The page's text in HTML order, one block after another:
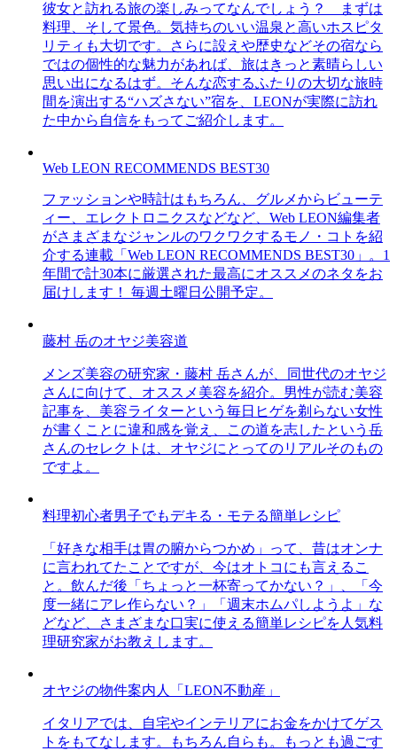
彼女と訪れる旅の楽しみってなんでしょう？ まずは
料理、そして景色。気持ちのいい温泉と高いホスピタ
リティも大切です。さらに設えや歴史などその宿なら
ではの個性的な魅力があれば、旅はきっと素晴らしい
思い出になるはず。そんな恋するふたりの大切な旅時
間を演出する“ハズさない”宿を、LEONが実際に訪れ
た中から自信をもってご紹介します。
Web LEON RECOMMENDS BEST30
ファッションや時計はもちろん、グルメからビューテ
ィー、エレクトロニクスなどなど、Web LEON編集者
がさまざまなジャンルのワクワクするモノ・コトを紹
介する連載「Web LEON RECOMMENDS BEST30」。1
年間で計30本に厳選された最高にオススメのネタをお
届けします！ 毎週土曜日公開予定。
藤村 岳のオヤジ美容道
メンズ美容の研究家・藤村 岳さんが、同世代のオヤジ
さんに向けて、オススメ美容を紹介。男性が読む美容
記事を、美容ライターという毎日ヒゲを剃らない女性
が書くことに違和感を覚え、この道を志したという岳
さんのセレクトは、オヤジにとってのリアルそのもの
ですよ。
料理初心者男子でもデキる・モテる簡単レシピ
「好きな相手は胃の腑からつかめ」って、昔はオンナ
に言われてたことですが、今はオトコにも言えるこ
と。飲んだ後「ちょっと一杯寄ってかない？」、「今
度一緒にアレ作らない？」「週末ホムパしようよ」な
どなど、さまざまな口実に使える簡単レシピを人気料
理研究家がお教えします。
オヤジの物件案内人「LEON不動産」
イタリアでは、自宅やインテリアにお金をかけてゲス
トをもてなします。もちろん自らも。もっとも過ごす